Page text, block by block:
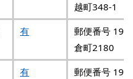
越町348-1
有
郵便番号
倉町2180
有
郵便番号